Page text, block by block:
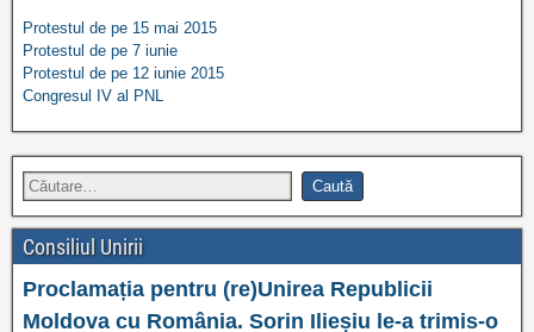
Protestul de pe 15 mai 2015
Protestul de pe 7 iunie
Protestul de pe 12 iunie 2015
Congresul IV al PNL
Consiliul Unirii
Proclamația pentru (re)Unirea Republicii
Moldova cu România. Sorin Ilieșiu le-a trimis-o